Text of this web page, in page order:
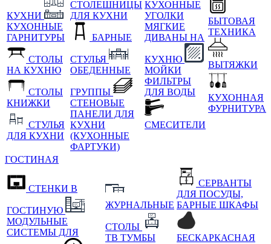
КУХНИ
КУХОННЫЕ
ГАРНИТУРЫ
СТОЛЫ
НА КУХНЮ
СТОЛЫ
КНИЖКИ
СТУЛЬЯ
ДЛЯ КУХНИ
СТОЛЕШНИЦЫ
ДЛЯ КУХНИ
БАРНЫЕ
СТУЛЬЯ
ОБЕДЕННЫЕ
ГРУППЫ
СТЕНОВЫЕ
ПАНЕЛИ ДЛЯ
КУХНИ
(КУХОННЫЕ
ФАРТУКИ)
КУХОННЫЕ
УГОЛКИ
МЯГКИЕ
ДИВАНЫ НА
КУХНЮ
МОЙКИ
ФИЛЬТРЫ
ДЛЯ ВОДЫ
СМЕСИТЕЛИ
БЫТОВАЯ
ТЕХНИКА
ВЫТЯЖКИ
КУХОННАЯ
ФУРНИТУРА
ГОСТИНАЯ
СТЕНКИ В
ГОСТИНУЮ
МОДУЛЬНЫЕ
СИСТЕМЫ ДЛЯ
ЖУРНАЛЬНЫЕ
СТОЛЫ
ТВ ТУМБЫ
СЕРВАНТЫ
ДЛЯ ПОСУДЫ,
БАРНЫЕ ШКАФЫ
БЕСКАРКАСНАЯ